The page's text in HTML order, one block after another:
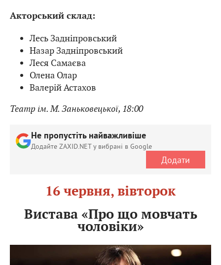
Акторський склад:
Лесь Задніпровський
Назар Задніпровський
Леся Самаєва
Олена Олар
Валерій Астахов
Театр ім. М. Заньковецької, 18:00
Не пропустіть найважливіше
Додайте ZAXID.NET у вибрані в Google
Додати
16 червня, вівторок
Вистава «Про що мовчать
чоловіки»